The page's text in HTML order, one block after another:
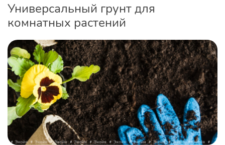
Универсальный грунт для
комнатных растений